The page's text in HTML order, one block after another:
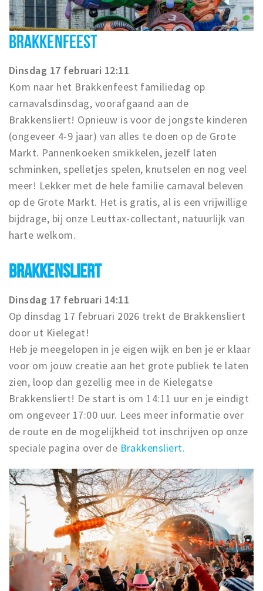
BRAKKENFEEST
Dinsdag 17 februari 12:11
Kom naar het Brakkenfeest familiedag op
carnavalsdinsdag, voorafgaand aan de
Brakkensliert! Opnieuw is voor de jongste kinderen
(ongeveer 4-9 jaar) van alles te doen op de Grote
Markt. Pannenkoeken smikkelen, jezelf laten
schminken, spelletjes spelen, knutselen en nog veel
meer! Lekker met de hele familie carnaval beleven
op de Grote Markt. Het is gratis, al is een vrijwillige
bijdrage, bij onze Leuttax-collectant, natuurlijk van
harte welkom.
BRAKKENSLIERT
Dinsdag 17 februari 14:11
Op dinsdag 17 februari 2026 trekt de Brakkensliert
door ut Kielegat!
Heb je meegelopen in je eigen wijk en ben je er klaar
voor om jouw creatie aan het grote publiek te laten
zien, loop dan gezellig mee in de Kielegatse
Brakkensliert! De start is om 14:11 uur en je eindigt
om ongeveer 17:00 uur. Lees meer informatie over
de route en de mogelijkheid tot inschrijven op onze
speciale pagina over de Brakkensliert.